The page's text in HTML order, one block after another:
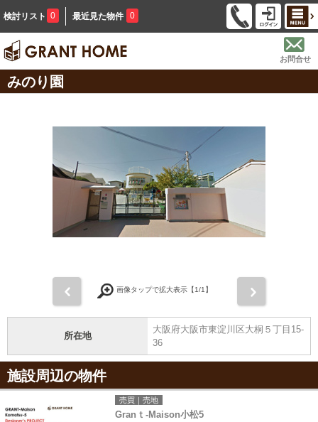
検討リスト 0 最近見た物件 0
お問合せ
みのり園
画像タップで拡大表示【1/1】
所在地
大阪府大阪市東淀川区大桐５丁目15-
36
施設周辺の物件
売買｜売地
Granｔ-Maison小松5